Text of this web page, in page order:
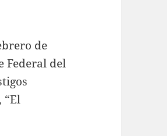
de
Federal del
“El